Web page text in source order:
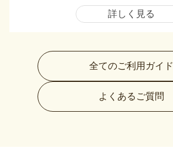
詳しく見る
全てのご利用ガイド
よくあるご質問